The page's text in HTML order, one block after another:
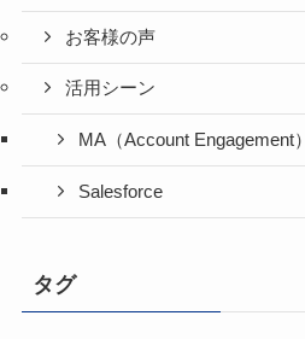
お客様の声
活用シーン
MA（Account Engagement）
Salesforce
タグ